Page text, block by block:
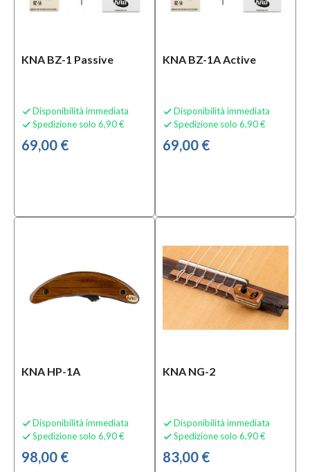
KNA BZ-1 Passive
 Disponibilità immediata
 Spedizione solo 6,90 €
69,00 €
KNA BZ-1A Active
 Disponibilità immediata
 Spedizione solo 6,90 €
69,00 €
KNA HP-1A
 Disponibilità immediata
 Spedizione solo 6,90 €
98,00 €
KNA NG-2
 Disponibilità immediata
 Spedizione solo 6,90 €
83,00 €